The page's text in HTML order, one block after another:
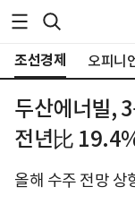
조선경제 오피니
두산에너빌,
전년比
올해 수주 전망 상